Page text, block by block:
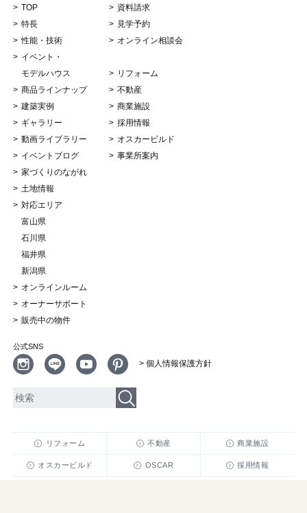
TOP
特長
性能・技術
イベント・
モデルハウス
商品ラインナップ
建築実例
ギャラリー
動画ライブラリー
イベントブログ
家づくりのながれ
土地情報
対応エリア
富山県
石川県
福井県
新潟県
オンラインルーム
オーナーサポート
販売中の物件
資料請求
見学予約
オンライン相談会
リフォーム
不動産
商業施設
採用情報
オスカービルド
事業所案内
公式SNS
> 個人情報保護方針
リフォーム 不動産 商業施設
オスカービルド OSCAR 採用情報